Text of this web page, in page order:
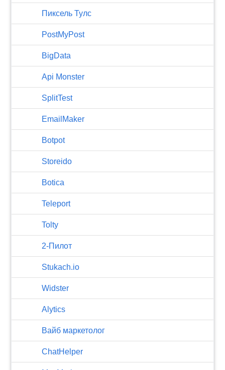
Пиксель Тулс
PostMyPost
BigData
Api Monster
SplitTest
EmailMaker
Botpot
Storeido
Botica
Teleport
Tolty
2-Пилот
Stukach.io
Widster
Alytics
Вайб маркетолог
ChatHelper